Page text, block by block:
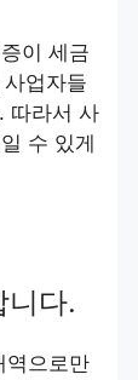
이 세금
업자들
따라서 사
수 있게
니다.
역으로만